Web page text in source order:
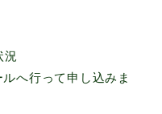
況
へ行って申し込みま